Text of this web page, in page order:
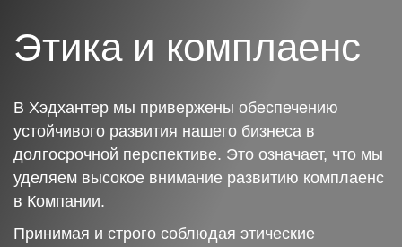
Этика и комплаенс
В Хэдхантер мы привержены обеспечению
устойчивого развития нашего бизнеса в
долгосрочной перспективе. Это означает, что мы
уделяем высокое внимание развитию комплаенс
в Компании.
Принимая и строго соблюдая этические